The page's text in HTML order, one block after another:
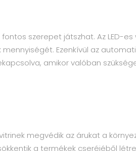
szerepet játszhat. Az LED-
Ezenkívül az
amikor valóban
megvédik az árukat a
a termékek cseréjéből